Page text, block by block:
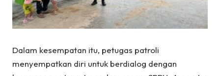
Dalam kesempatan itu, petugas patroli
menyempatkan diri untuk berdialog dengan